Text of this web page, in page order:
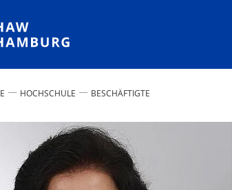
für Angewandte Wissenschaften Hamburg
HOCHSCHULE BESCHÄFTIGTE